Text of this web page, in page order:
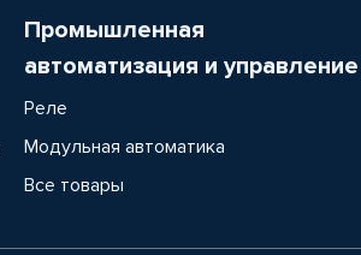
Промышленная
автоматизация и управление
Реле
Модульная автоматика
Все товары